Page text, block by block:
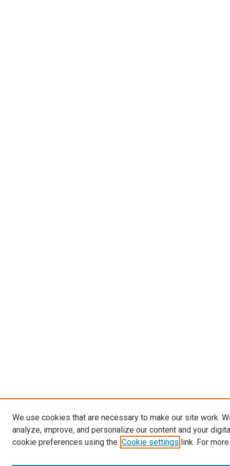
We use cookies that are necessary to make our site work.
analyze, improve, and personalize our content and your
cookie preferences using the Cookie settings link. For